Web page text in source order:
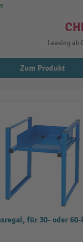
Leasing ab
Zum Produkt
für 30- oder 60-